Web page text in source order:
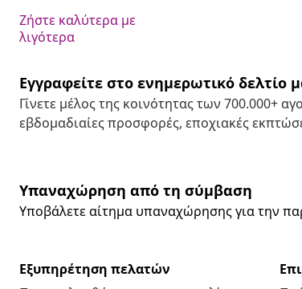
Ζήστε καλύτερα με
λιγότερα
Εγγραφείτε στο ενημερωτικό δελτίο
Γίνετε μέλος της κοινότητας των 700.000+
εβδομαδιαίες προσφορές, εποχιακές
Υπαναχώρηση από τη σύμβαση
Υποβάλετε αίτημα υπαναχώρησης για την
Εξυπηρέτηση πελατών